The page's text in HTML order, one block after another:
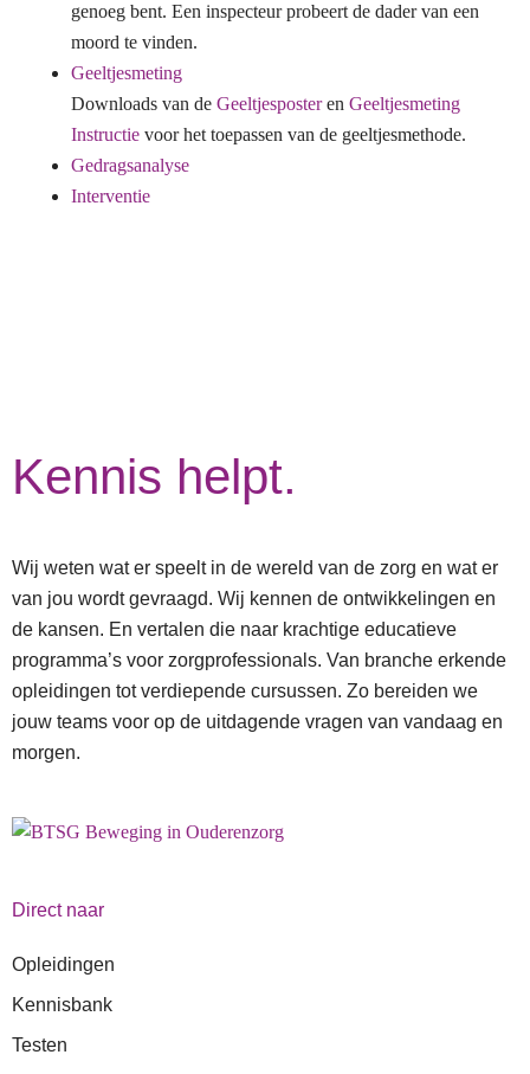
genoeg bent. Een inspecteur probeert de dader van een
moord te vinden.
Geeltjesmeting
Downloads van de Geeltjesposteren Geeltjesmeting
Instructie voor het toepassen van de geeltjesmethode.
Gedragsanalyse
Interventie
Kennis helpt.
Wij weten wat er speelt in de wereld van de zorg en wat er
van jou wordt gevraagd. Wij kennen de ontwikkelingen en
de kansen. En vertalen die naar krachtige educatieve
programma’s voor zorgprofessionals. Van branche erkende
opleidingen tot verdiepende cursussen. Zo bereiden we
jouw teams voor op de uitdagende vragen van vandaag en
morgen.
Direct naar
Opleidingen
Kennisbank
Testen